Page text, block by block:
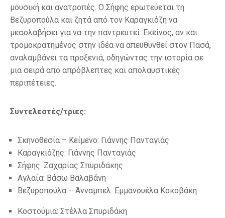
μουσική και ανατροπές. Ο Σήφης ερωτεύεται τη
Βεζυροπούλα και ζητά από τον Καραγκιόζη να
μεσολαβήσει για να την παντρευτεί. Εκείνος, αν και
τρομοκρατημένος στην ιδέα να απευθυνθεί στον Πασά,
αναλαμβάνει τα προξενιά, οδηγώντας την ιστορία σε
μια σειρά από απρόβλεπτες και απολαυστικές
περιπέτειες.
Συντελεστές/τριες:
Σκηνοθεσία – Κείμενο: Γιάννης Πανταγιάς
Καραγκιόζης: Γιάννης Πανταγιάς
Σήφης: Ζαχαρίας Σπυριδάκης
Αγλαΐα: Βάσω Βαλαβάνη
Βεζυροπούλα – Άνναμπελ: Εμμανουέλα Κοκοβάκη
Κοστούμια: Στέλλα Σπυριδάκη